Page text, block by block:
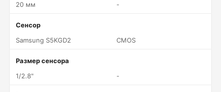
20 мм
-
Сенсор
Samsung S5KGD2
CMOS
Размер сенсора
1/2.8"
-